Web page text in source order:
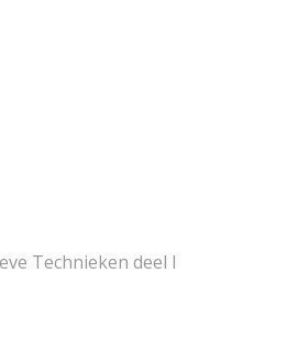
Technieken deel I